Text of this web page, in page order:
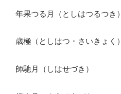
年果つる月（としはつるつき）
歳極（としはつ・さいきょく）
師馳月（しはせづき）